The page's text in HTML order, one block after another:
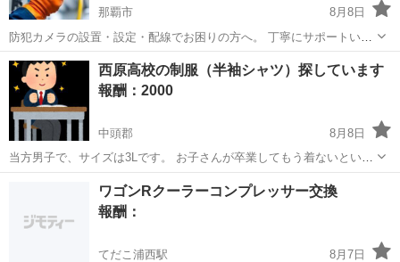
那覇市
8月8日
防犯カメラの設置・設定・配線でお困りの方へ。 丁寧にサポートいた
します！ ご要望に合わせ、最適な防犯カメラ環境を構築提案サポート
いたします。 お気軽にご相談ください。
沖縄 那覇市 教えたい
西原高校の制服（半袖シャツ）探しています
報酬：2000
中頭郡
8月8日
当方男子で、サイズは3Lです。 お子さんが卒業してもう着ないという
方、1500〜2000円くらいで譲っていただけると助かります。
買いたい/ください
ワゴンRクーラーコンプレッサー交換
報酬：
てだこ浦西駅
8月7日